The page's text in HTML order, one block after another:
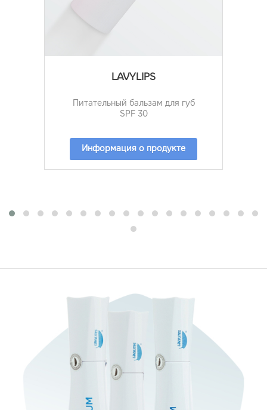
LAVYLIPS
Питательный бальзам для губ
SPF 30
Информация о продукте